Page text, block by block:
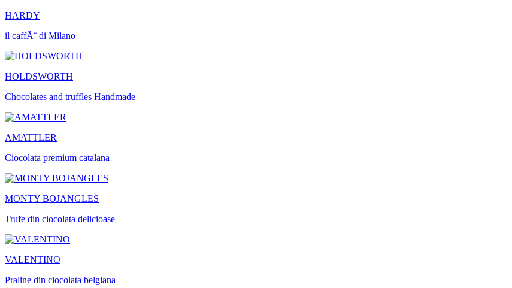
HARDY
il caffÃ¨ di Milano
HOLDSWORTH
Chocolates and truffles Handmade
AMATTLER
Ciocolata premium catalana
MONTY BOJANGLES
Trufe din ciocolata delicioase
VALENTINO
Praline din ciocolata belgiana